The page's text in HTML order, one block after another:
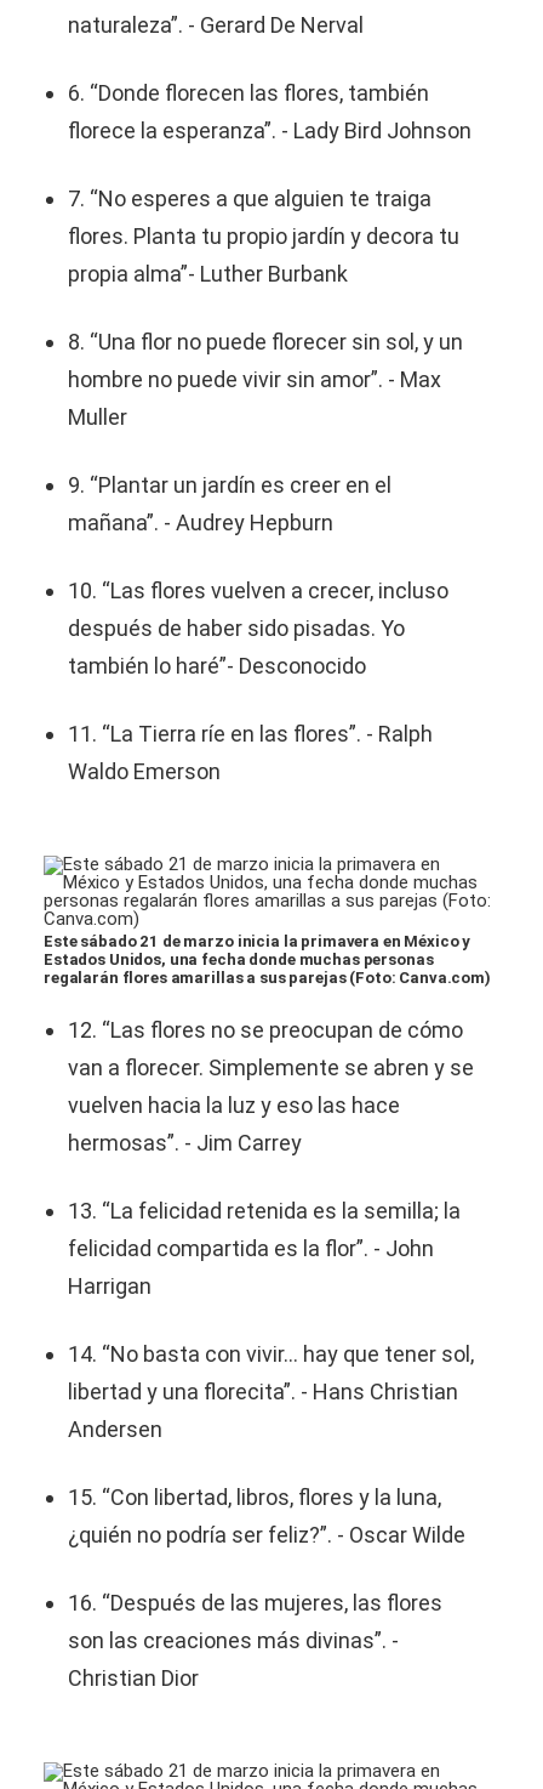
naturaleza”. - Gerard De Nerval
6. “Donde florecen las flores, también
florece la esperanza”. - Lady Bird Johnson
7. “No esperes a que alguien te traiga
flores. Planta tu propio jardín y decora tu
propia alma”- Luther Burbank
8. “Una flor no puede florecer sin sol, y un
hombre no puede vivir sin amor”. - Max
Muller
9. “Plantar un jardín es creer en el
mañana”. - Audrey Hepburn
10. “Las flores vuelven a crecer, incluso
después de haber sido pisadas. Yo
también lo haré”- Desconocido
11. “La Tierra ríe en las flores”. - Ralph
Waldo Emerson
Este sábado 21 de marzo inicia la primavera en México y
Estados Unidos, una fecha donde muchas personas
regalarán flores amarillas a sus parejas (Foto: Canva.com)
12. “Las flores no se preocupan de cómo
van a florecer. Simplemente se abren y se
vuelven hacia la luz y eso las hace
hermosas”. - Jim Carrey
13. “La felicidad retenida es la semilla; la
felicidad compartida es la flor”. - John
Harrigan
14. “No basta con vivir... hay que tener sol,
libertad y una florecita”. - Hans Christian
Andersen
15. “Con libertad, libros, flores y la luna,
¿quién no podría ser feliz?”. - Oscar Wilde
16. “Después de las mujeres, las flores
son las creaciones más divinas”. -
Christian Dior